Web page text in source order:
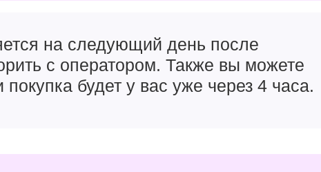
на следующий день после
с оператором. Также вы можете
будет у вас уже через 4 часа.